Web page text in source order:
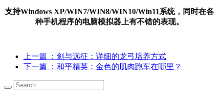
支持Windows XP/WIN7/WIN8/WIN10/Win11系统，同时在各
种手机程序的电脑模拟器上有不错的表现。
上一篇
：剑与远征：详细的龙弓培养方式
下一篇
：和平精英：金色的肌肉跑车在哪里？